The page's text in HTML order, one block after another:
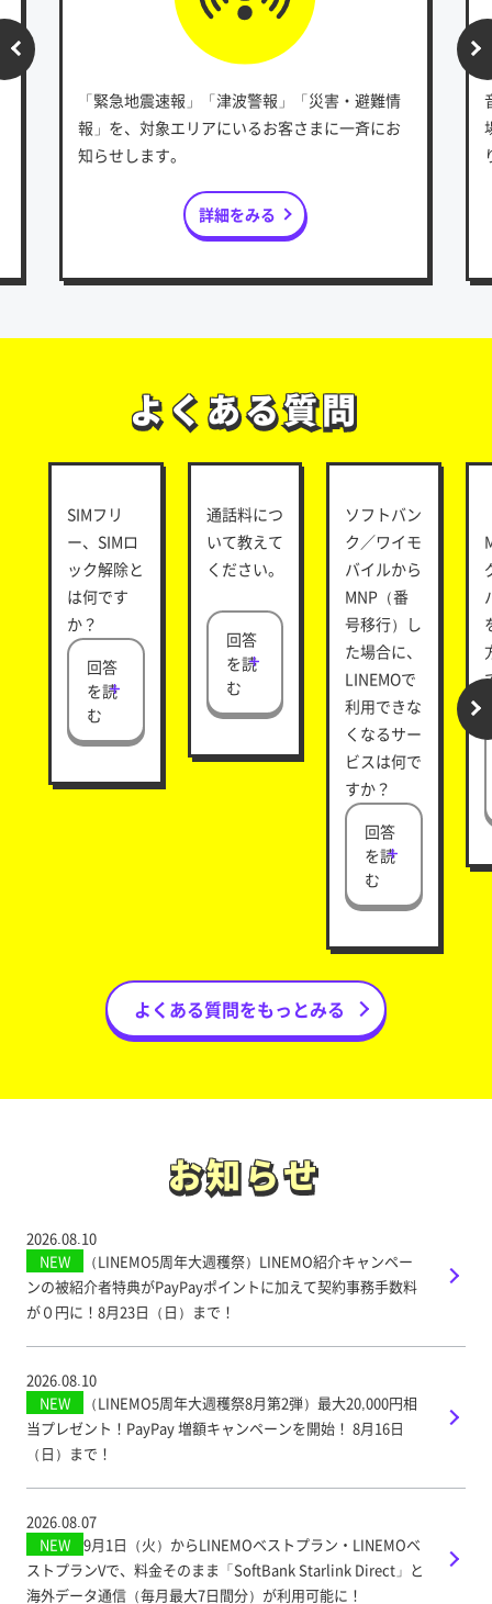
「緊急地震速報」「津波警報」「災害・避難情
報」を、対象エリアにいるお客さまに一斉にお
知らせします。
詳細をみる
よくある質問
よくある質問
SIMフリ
ー、SIMロ
ック解除と
は何です
か？
回答
を読
む
通話料につ
いて教えて
ください。
回答
を読
む
ソフトバン
ク／ワイモ
バイルから
MNP（番
号移行）し
た場合に、
LINEMOで
利用できな
くなるサー
ビスは何で
すか？
回答
を読
む
よくある質問をもっとみる
お知らせ
お知らせ
2026.08.10
NEW
（LINEMO5周年大週穫祭）LINEMO紹介キャンペー
ンの被紹介者特典がPayPayポイントに加えて契約事務手数料
が０円に！8月23日（日）まで！
2026.08.10
NEW
（LINEMO5周年大週穫祭8月第2弾）最大20,000円相
当プレゼント！PayPay 増額キャンペーンを開始！ 8月16日
（日）まで！
2026.08.07
NEW
9月1日（火）からLINEMOベストプラン・LINEMOベ
ストプランVで、料金そのまま「SoftBank Starlink Direct」と
海外データ通信（毎月最大7日間分）が利用可能に！